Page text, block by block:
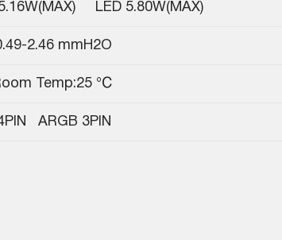
LED 5.80W(MAX)
2.46 mmH2O
Temp:25 ℃
ARGB 3PIN